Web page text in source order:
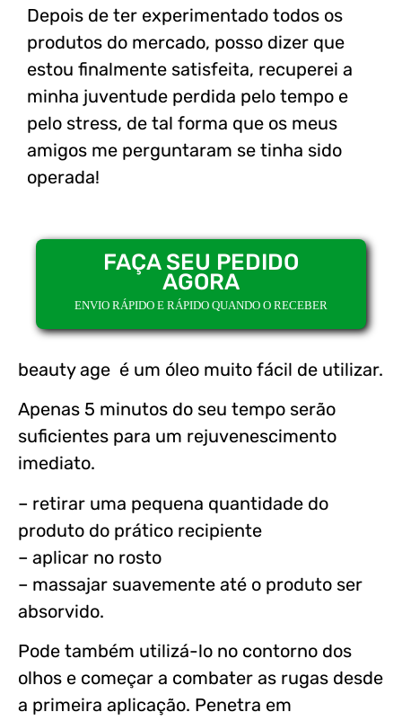
Depois de ter experimentado todos os
produtos do mercado, posso dizer que
estou finalmente satisfeita, recuperei a
minha juventude perdida pelo tempo e
pelo stress, de tal forma que os meus
amigos me perguntaram se tinha sido
operada!
FAÇA SEU PEDIDO
AGORA
ENVIO RÁPIDO E RÁPIDO QUANDO O RECEBER
beauty age é um óleo muito fácil de utilizar.
Apenas 5 minutos do seu tempo serão
suficientes para um rejuvenescimento
imediato.
– retirar uma pequena quantidade do
produto do prático recipiente
– aplicar no rosto
– massajar suavemente até o produto ser
absorvido.
Pode também utilizá-lo no contorno dos
olhos e começar a combater as rugas desde
a primeira aplicação. Penetra em